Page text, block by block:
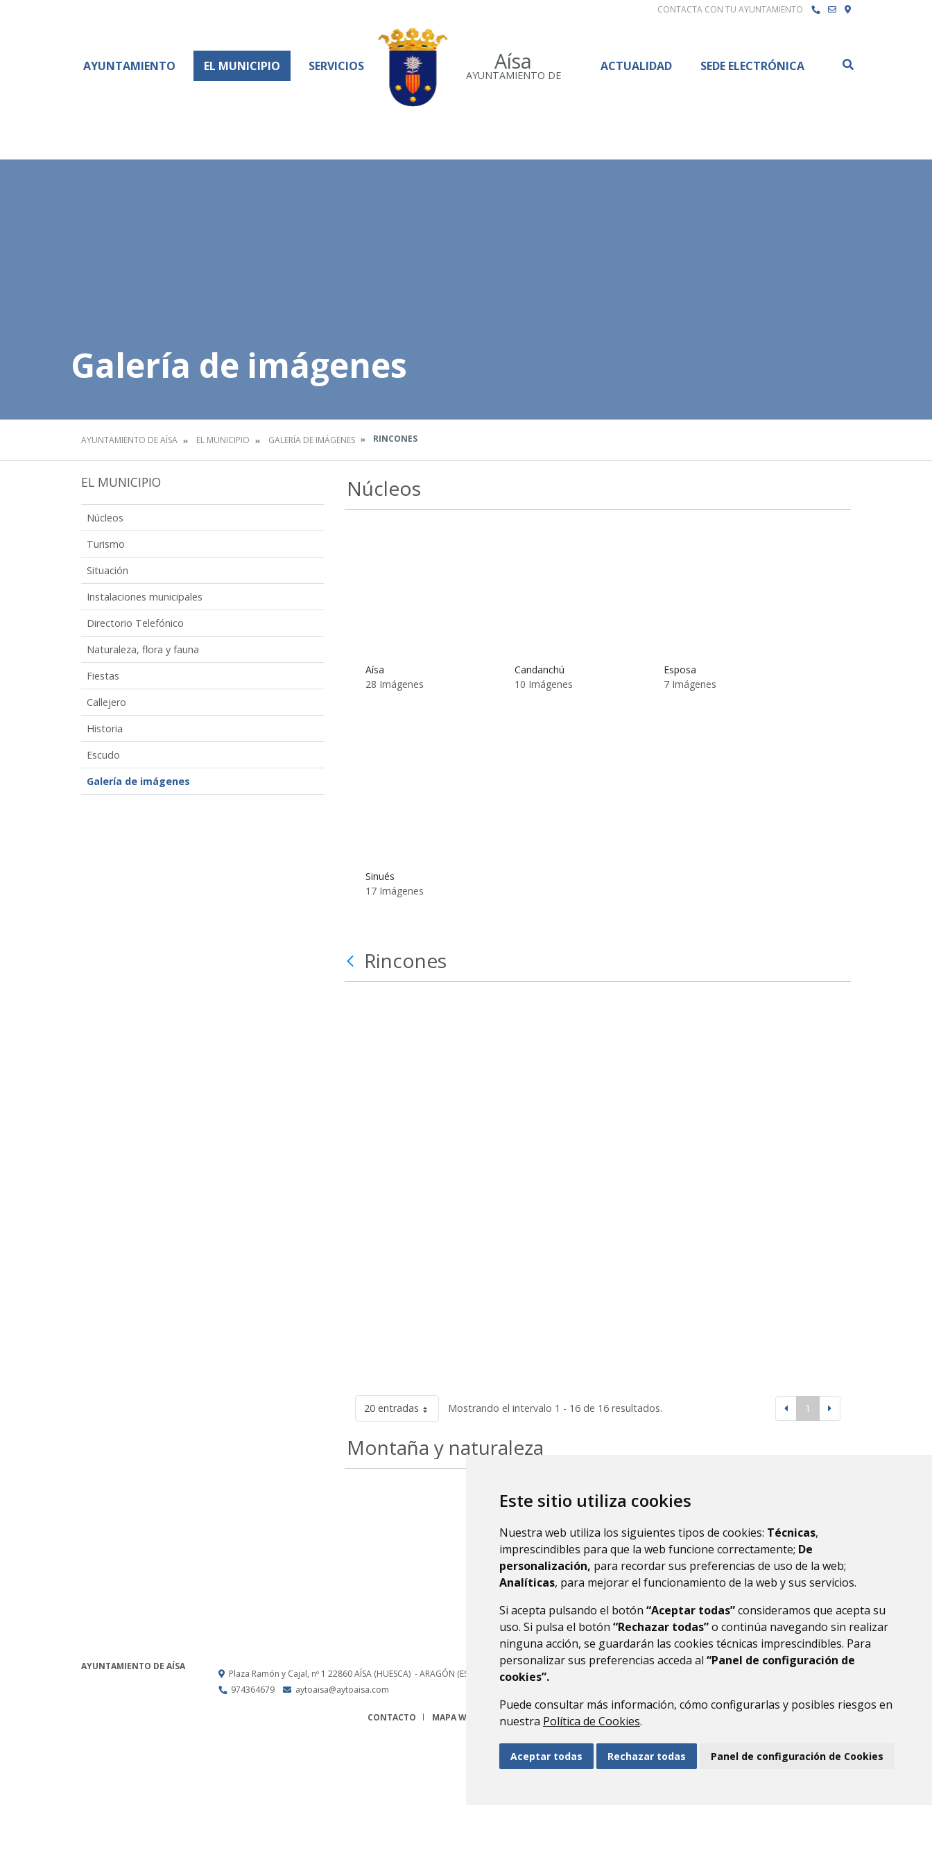
Este sitio utiliza cookies
Nuestra web utiliza los siguientes tipos de cookies: Técnicas,
imprescindibles para que la web funcione correctamente; De
personalización, para recordar sus preferencias de uso de la web;
Analíticas, para mejorar el funcionamiento de la web y sus servicios.
Si acepta pulsando el botón “Aceptar todas”consideramos que acepta su
uso. Si pulsa el botón “Rechazar todas”o continúa navegando sin realizar
ninguna acción, se guardarán las cookies técnicas imprescindibles. Para
personalizar sus preferencias acceda al “Panel de configuración de
cookies”.
Puede consultar más información, cómo configurarlas y posibles riesgos en
nuestra Política de Cookies.
Aceptar todas Rechazar todas Panel de configuración de Cookies
CONTACTA CON TU AYUNTAMIENTO
Aísa
AYUNTAMIENTO DE
AYUNTAMIENTO EL MUNICIPIO SERVICIOS ACTUALIDAD SEDE ELECTRÓNICA
Galería de imágenes
AYUNTAMIENTO DE AÍSA EL MUNICIPIO GALERÍA DE IMÁGENES RINCONES
EL MUNICIPIO
Núcleos
Turismo
Situación
Instalaciones municipales
Directorio Telefónico
Naturaleza, flora y fauna
Fiestas
Callejero
Historia
Escudo
Galería de imágenes
Núcleos
Aísa
28 Imágenes
Candanchú
10 Imágenes
Esposa
7 Imágenes
Sinués
17 Imágenes
Rincones
20 entradas Mostrando el intervalo 1 - 16 de 16 resultados. 1
Montaña y naturaleza
AYUNTAMIENTO DE AÍSA
Plaza Ramón y Cajal, nº 1 22860AÍSA (HUESCA) - ARAGÓN (ESPAÑA)
974364679
aytoaisa@aytoaisa.com
CONTACTO MAPA WEB AVISO LEGAL PROTECCIÓN DE DATOS